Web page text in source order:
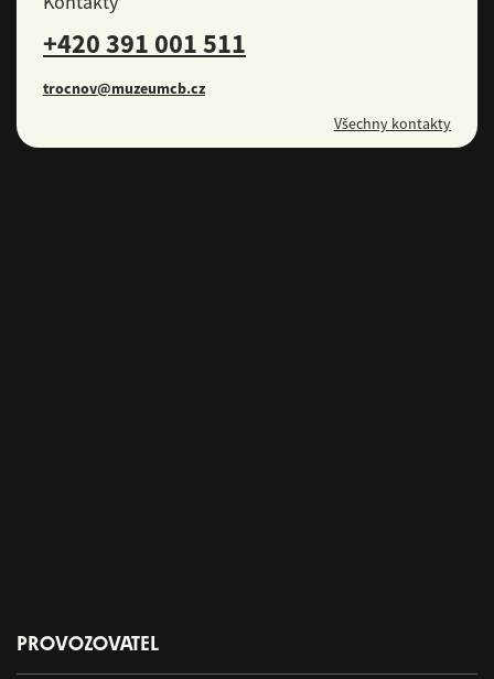
+420 391 001 511
trocnov@muzeumcb.cz
Všechny kontakty
PROVOZOVATEL